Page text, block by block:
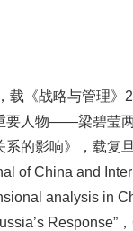
《战略与管理》
人物——梁碧莹
的影响》，载
of China and
analysis in